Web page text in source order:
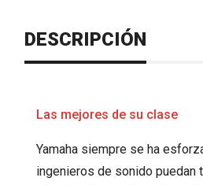
DESCRIPCIÓN
Las mejores de su clase
Yamaha siempre se ha
ingenieros de sonido puedan